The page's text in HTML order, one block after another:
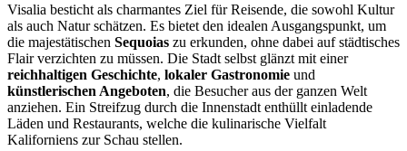
Visalia besticht als charmantes Ziel für Reisende, die sowohl Kultur
als auch Natur schätzen. Es bietet den idealen Ausgangspunkt, um
die majestätischen Sequoias zu erkunden, ohne dabei auf städtisches
Flair verzichten zu müssen. Die Stadt selbst glänzt mit einer
reichhaltigen Geschichte, lokaler Gastronomie und
künstlerischen Angeboten, die Besucher aus der ganzen Welt
anziehen. Ein Streifzug durch die Innenstadt enthüllt einladende
Läden und Restaurants, welche die kulinarische Vielfalt
Kaliforniens zur Schau stellen.